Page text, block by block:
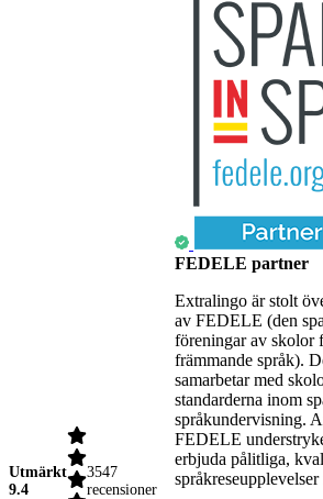
Utmärkt
9.4
3547
recensioner
FEDELE partner
Extralingo är stolt
av FEDELE (den
föreningar av skolor
främmande språk).
samarbetar med
standarderna inom
språkundervisning.
FEDELE
erbjuda pålitliga,